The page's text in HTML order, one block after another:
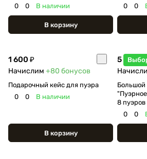
0
0 В наличии
В корзину
0
0
1 600 ₽
Начислим +80 бонусов
Подарочный кейс для пуэра
0
0 В наличии
В корзину
5 500 ₽
Большой
8
батончик
0 0